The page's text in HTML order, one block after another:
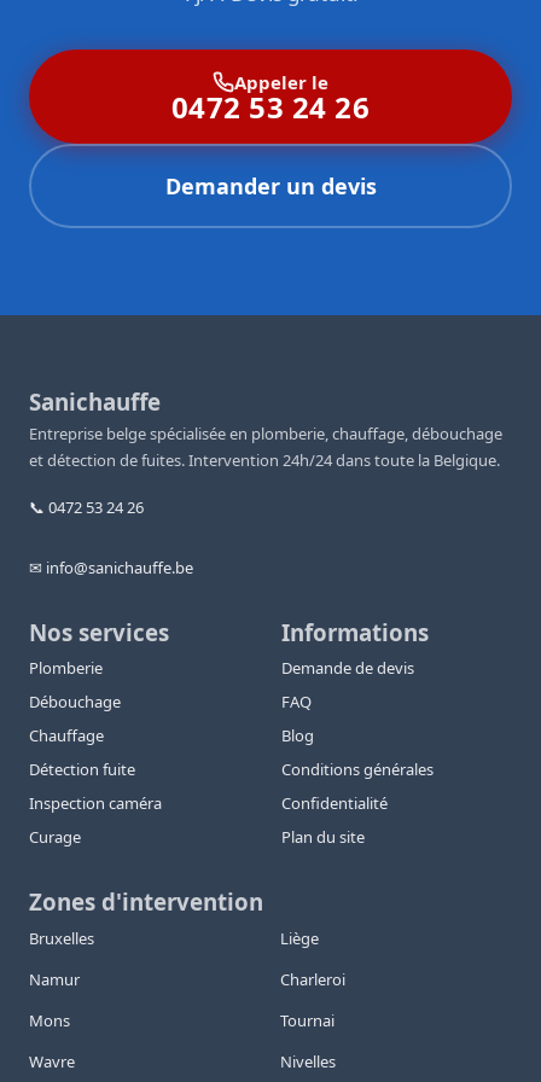
Appeler le
0472 53 24 26
Demander un devis
Sanichauffe
Entreprise belge spécialisée en plomberie, chauffage, débouchage
et détection de fuites. Intervention 24h/24 dans toute la Belgique.
📞 0472 53 24 26
✉ info@sanichauffe.be
Nos services
Plomberie
Débouchage
Chauffage
Détection fuite
Inspection caméra
Curage
Informations
Demande de devis
FAQ
Blog
Conditions générales
Confidentialité
Plan du site
Zones d'intervention
Bruxelles
Liège
Namur
Charleroi
Mons
Tournai
Wavre
Nivelles